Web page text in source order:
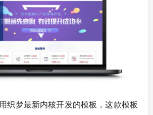
织梦最新内核开发的模板，这款模板